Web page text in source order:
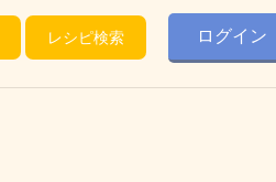
レシピ検索 ログイン